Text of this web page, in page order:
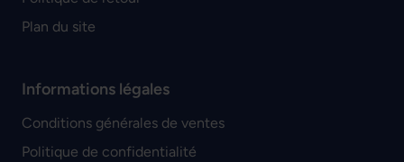
Plan du site
Informations légales
Conditions générales de ventes
Politique de confidentialité